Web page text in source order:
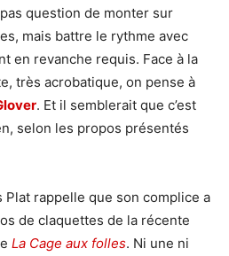
question de monter sur
mais battre le rythme avec
en revanche requis. Face à la
très acrobatique, on pense à
. Et il semblerait que c’est
selon les propos présentés
Plat rappelle que son complice a
de claquettes de la récente
La Cage aux folles. Ni une ni